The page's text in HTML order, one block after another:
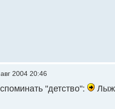
2004 20:46
"детство":